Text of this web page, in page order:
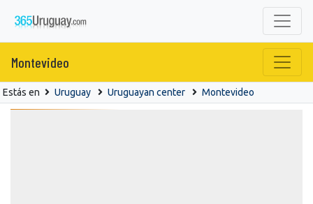
Montevideo
Estás en Uruguay Uruguayan center Montevideo